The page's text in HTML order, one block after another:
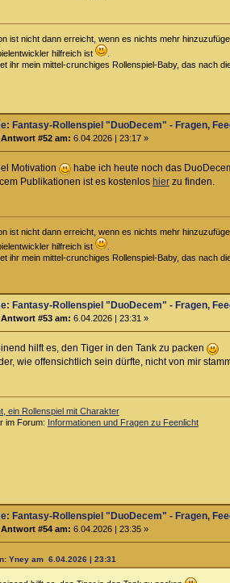
ist nicht dann erreicht, wenn es nichts mehr
hilfreich ist
.
ihr mein mittel-crunchiges Rollenspiel-Baby, das nach
Fantasy-Rollenspiel "DuoDecem" - Fragen,
Antwort #52 am: 6.04.2026 | 23:17 »
Motivation
habe ich heute noch das
Publikationen ist es kostenlos hierzu finden.
ist nicht dann erreicht, wenn es nichts mehr
hilfreich ist
.
ihr mein mittel-crunchiges Rollenspiel-Baby, das nach
Fantasy-Rollenspiel "DuoDecem" - Fragen,
Antwort #53 am: 6.04.2026 | 23:31 »
hilft es, den Tiger in den Tank zu packen
wie offensichtlich sein dürfte, nicht von mir
ein Rollenspiel mit Charakter
im Forum: Informationen und Fragen zu Feenlicht
Fantasy-Rollenspiel "DuoDecem" - Fragen,
Antwort #54 am: 6.04.2026 | 23:35 »
Yney am 6.04.2026 | 23:31